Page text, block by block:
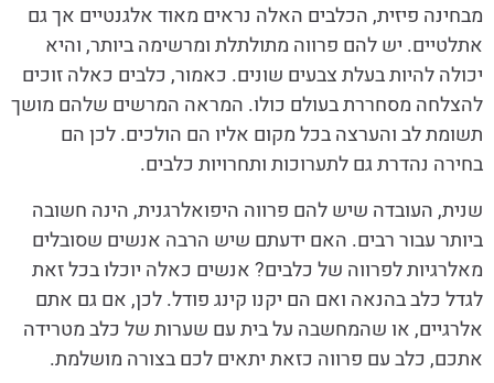
מבחינה פיזית, הכלבים האלה נראים מאוד אלגנטיים אך גם
אתלטיים. יש להם פרווה מתולתלת ומרשימה ביותר, והיא
יכולה להיות בעלת צבעים שונים. כאמור, כלבים כאלה זוכים
להצלחה מסחררת בעולם כולו. המראה המרשים שלהם מושך
תשומת לב והערצה בכל מקום אליו הם הולכים. לכן הם
בחירה נהדרת גם לתערוכות ותחרויות כלבים.
שנית, העובדה שיש להם פרווה היפואלרגנית, הינה חשובה
ביותר עבור רבים. האם ידעתם שיש הרבה אנשים שסובלים
מאלרגיות לפרווה של כלבים? אנשים כאלה יוכלו בכל זאת
לגדל כלב בהנאה ואם הם יקנו קינג פודל. לכן, אם גם אתם
אלרגיים, או שהמחשבה על בית עם שערות של כלב מטרידה
אתכם, כלב עם פרווה כזאת יתאים לכם בצורה מושלמת.